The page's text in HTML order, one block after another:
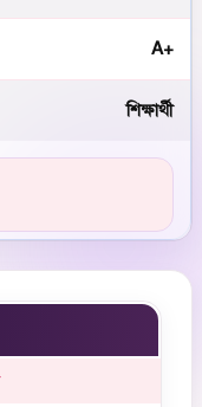
A+
শিক্ষার্থী